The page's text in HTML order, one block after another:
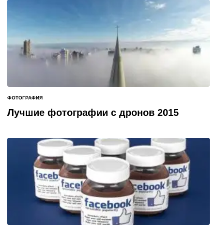
ОПУБЛИКОВАНО
В
ФОТОГРАФИЯ
Лучшие фотографии с дронов 2015